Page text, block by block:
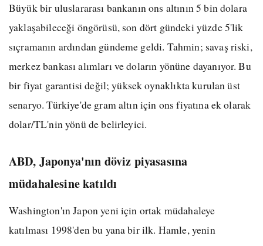
Büyük bir uluslararası bankanın ons altının 5 bin dolara
yaklaşabileceği öngörüsü, son dört gündeki yüzde 5'lik
sıçramanın ardından gündeme geldi. Tahmin; savaş riski,
merkez bankası alımları ve doların yönüne dayanıyor. Bu
bir fiyat garantisi değil; yüksek oynaklıkta kurulan üst
senaryo. Türkiye'de gram altın için ons fiyatına ek olarak
dolar/TL'nin yönü de belirleyici.
ABD, Japonya'nın döviz piyasasına
müdahalesine katıldı
Washington'ın Japon yeni için ortak müdahaleye
katılması 1998'den bu yana bir ilk. Hamle, yenin